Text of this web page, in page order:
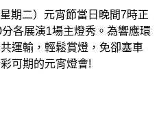
期二）元宵節當日晚間7時正
各展演1場主燈秀。為響應環
運輸，輕鬆賞燈，免卻塞車
可期的元宵燈會!